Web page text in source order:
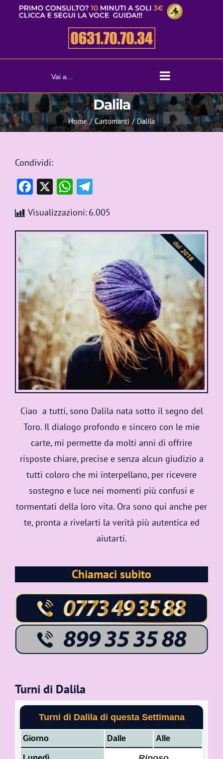
Vai a...
Dalila
Home Cartomanti Dalila
Condividi:
Facebook
X WhatsApp
Visualizzazioni:6.005
Ciao a tutti, sono Dalila nata sotto il segno del
Toro. Il dialogo profondo e sincero con le mie
carte, mi permette da molti anni di offrire
risposte chiare, precise e senza alcun giudizio a
tutti coloro che mi interpellano, per ricevere
sostegno e luce nei momenti più confusi e
tormentati della loro vita. Ora sono qui anche per
te, pronta a rivelarti la verità più autentica ed
aiutarti.
Chiamaci subito
Turni di Dalila